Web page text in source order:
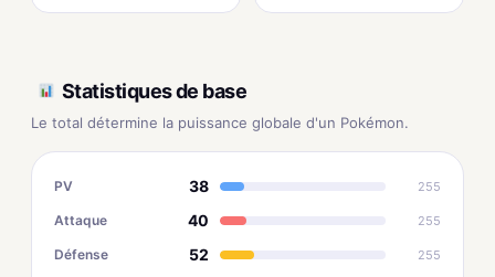
Statistiques de base
Le total détermine la puissance globale d'un Pokémon.
PV 38 255
Attaque 40 255
Défense 52 255